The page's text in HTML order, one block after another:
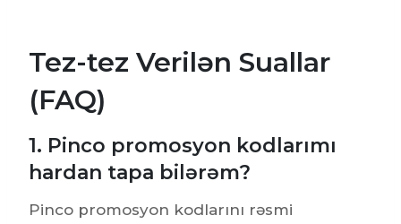
Tez-tez Verilən Suallar
(FAQ)
1. Pinco promosyon kodlarımı
hardan tapa bilərəm?
Pinco promosyon kodlarını rəsmi